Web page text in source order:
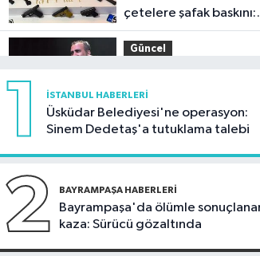
çetelere şafak baskını:
32 şüpheli adliyeye
edildi
Güncel
yönetimine kayyum
atandı
İstanbul Haberleri
İstanbul Boğazı'ndan
geçişini tamamladı
Güncel
10:5981 ilde okullara
30 bin güvenlik
1 İSTANBUL HABERLERI
Üsküdar Belediyesi'ne operasyon:
Sinem Dedetaş'a tutuklama talebi
2 BAYRAMPAŞA HABERLERI
Bayrampaşa'da ölümle
kaza: Sürücü gözaltında